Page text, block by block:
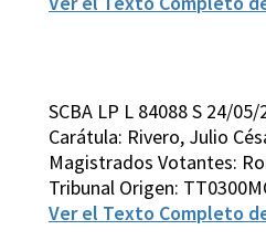
SCBA LP L 84088 S 24/
Carátula: Rivero, Julio
Magistrados Votantes:
Tribunal Origen:
Ver el Texto Completo